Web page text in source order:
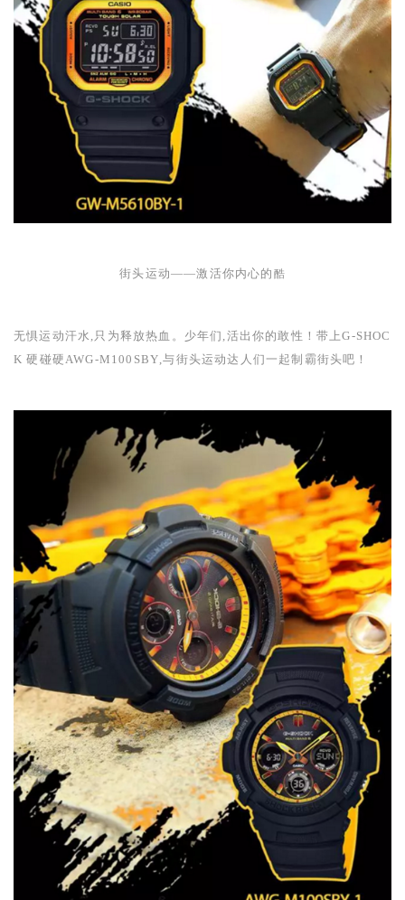
街头运动——激活你内心的 酷
无惧运动汗水,只为释放热血。少年们,活出你的敢性！带上G-SHOC
K硬碰硬AWG-M100SBY,与街头运动达人们一起制霸街头吧！